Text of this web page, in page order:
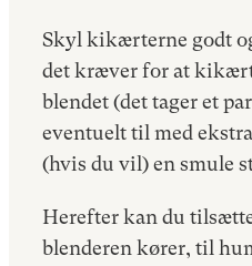
Skyl kikærterne godt
det kræver for at
blendet (det tager et
eventuelt til med
(hvis du vil) en smule
Herefter kan du
blenderen kører, til